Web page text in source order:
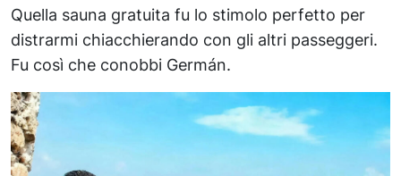
Quella sauna gratuita fu lo stimolo perfetto per
distrarmi chiacchierando con gli altri passeggeri.
Fu così che conobbi Germán.